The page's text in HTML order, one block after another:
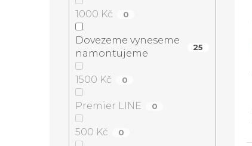
1000 Kč 0
Dovezeme vyneseme
namontujeme
25
1500 Kč 0
Premier LINE 0
500 Kč 0